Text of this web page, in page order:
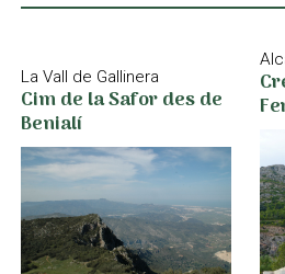
La Vall de Gallinera
Cim de la Safor des de
Benialí